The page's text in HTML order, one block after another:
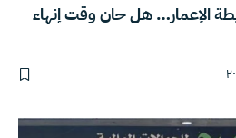
الإعمار… هل حان وقت إنهاء